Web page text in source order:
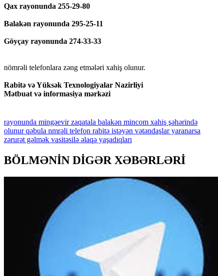
Qax rayonunda 255-29-80
Balakən rayonunda 295-25-11
Göyçay rayonunda 274-33-33
nömrəli telefonlara zəng etmələri xahiş olunur.
Rabitə və Yüksək Texnologiyalar Nazirliyi
Mətbuat və informasiya mərkəzi
rayonunda mingəevirzaqatala balakən mincom xahiş şəhərində
olunurqəbula nmrəli telefon rabitə istəyən vətəndaşlaryaranarsa
zərurət gəlmək vasitəsilə əlaqə yaşadıqları
BÖLMƏNİN DİGƏR XƏBƏRLƏRİ